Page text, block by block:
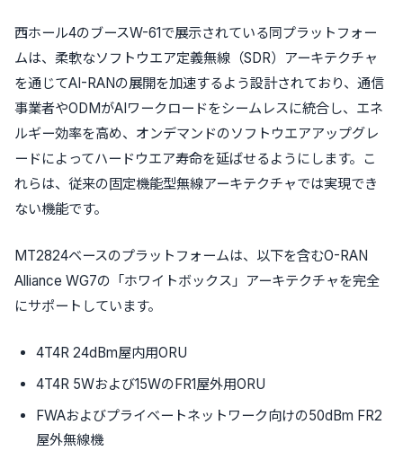
西ホール4のブースW-61で展示されている同プラットフォー
ムは、柔軟なソフトウエア定義無線（SDR）アーキテクチャ
を通じてAI-RANの展開を加速するよう設計されており、通信
事業者やODMがAIワークロードをシームレスに統合し、エネ
ルギー効率を高め、オンデマンドのソフトウエアアップグレ
ードによってハードウエア寿命を延ばせるようにします。こ
れらは、従来の固定機能型無線アーキテクチャでは実現でき
ない機能です。
MT2824ベースのプラットフォームは、以下を含むO-RAN
Alliance WG7の「ホワイトボックス」アーキテクチャを完全
にサポートしています。
4T4R 24dBm屋内用ORU
4T4R 5Wおよび15WのFR1屋外用ORU
FWAおよびプライベートネットワーク向けの50dBm FR2
屋外無線機